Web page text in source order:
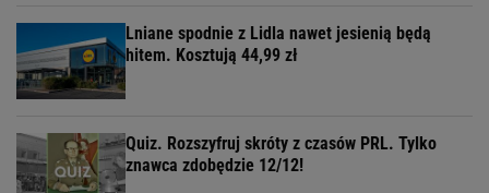
Lniane spodnie z Lidla nawet jesienią będą
hitem. Kosztują 44,99 zł
Quiz. Rozszyfruj skróty z czasów PRL. Tylko
znawca zdobędzie 12/12!